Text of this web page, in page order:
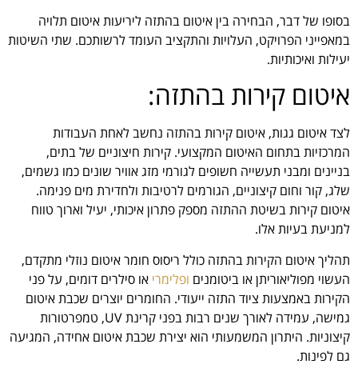
בסופו של דבר, הבחירה בין איטום בהתזה ליריעות איטום תלויה
במאפייני הפרויקט, העלויות והתקציב העומד לרשותכם. שתי השיטות
יעילות ואיכותיות.
איטום קירות בהתזה:
לצד איטום גגות, איטום קירות בהתזה נחשב לאחת העבודות
המרכזיות בתחום האיטום המקצועי. קירות חיצוניים של בתים,
בניינים ומבני תעשייה חשופים לגורמי מזג אוויר שונים כמו גשמים,
שלג, קור וחום קיצוניים, הגורמים לרטיבות ולחדירת מים פנימה.
איטום קירות בשיטת ההתזה מספק פתרון איכותי, יעיל וארוך טווח
למניעת בעיות אלו.
תהליך איטום הקירות בהתזה כולל ריסוס חומר איטום נוזלי מתקדם,
העשוי מפוליאוריתן או ביטומנים ופלימרי או סילרים דומים, על פני
הקירות באמצעות ציוד התזה ייעודי. החומרים יוצרים שכבת איטום
גמישה, עמידה לאורך שנים רבות בפני קרינת UV, טמפרטורות
קיצוניות. היתרון המשמעותי הוא יצירת שכבת איטום אחידה, המגיעה
גם לפינות.